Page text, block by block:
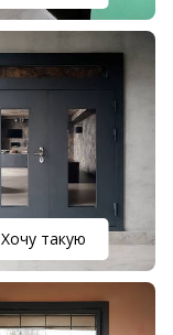
Хочу такую